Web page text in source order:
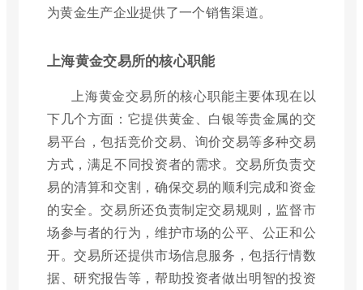
为黄金生产企业提供了一个销售渠道。
上海黄金交易所的核心职能
上海黄金交易所的核心职能主要体现在以
下几个方面：它提供黄金、白银等贵金属的交
易平台，包括竞价交易、询价交易等多种交易
方式，满足不同投资者的需求。交易所负责交
易的清算和交割，确保交易的顺利完成和资金
的安全。交易所还负责制定交易规则，监督市
场参与者的行为，维护市场的公平、公正和公
开。交易所还提供市场信息服务，包括行情数
据、研究报告等，帮助投资者做出明智的投资